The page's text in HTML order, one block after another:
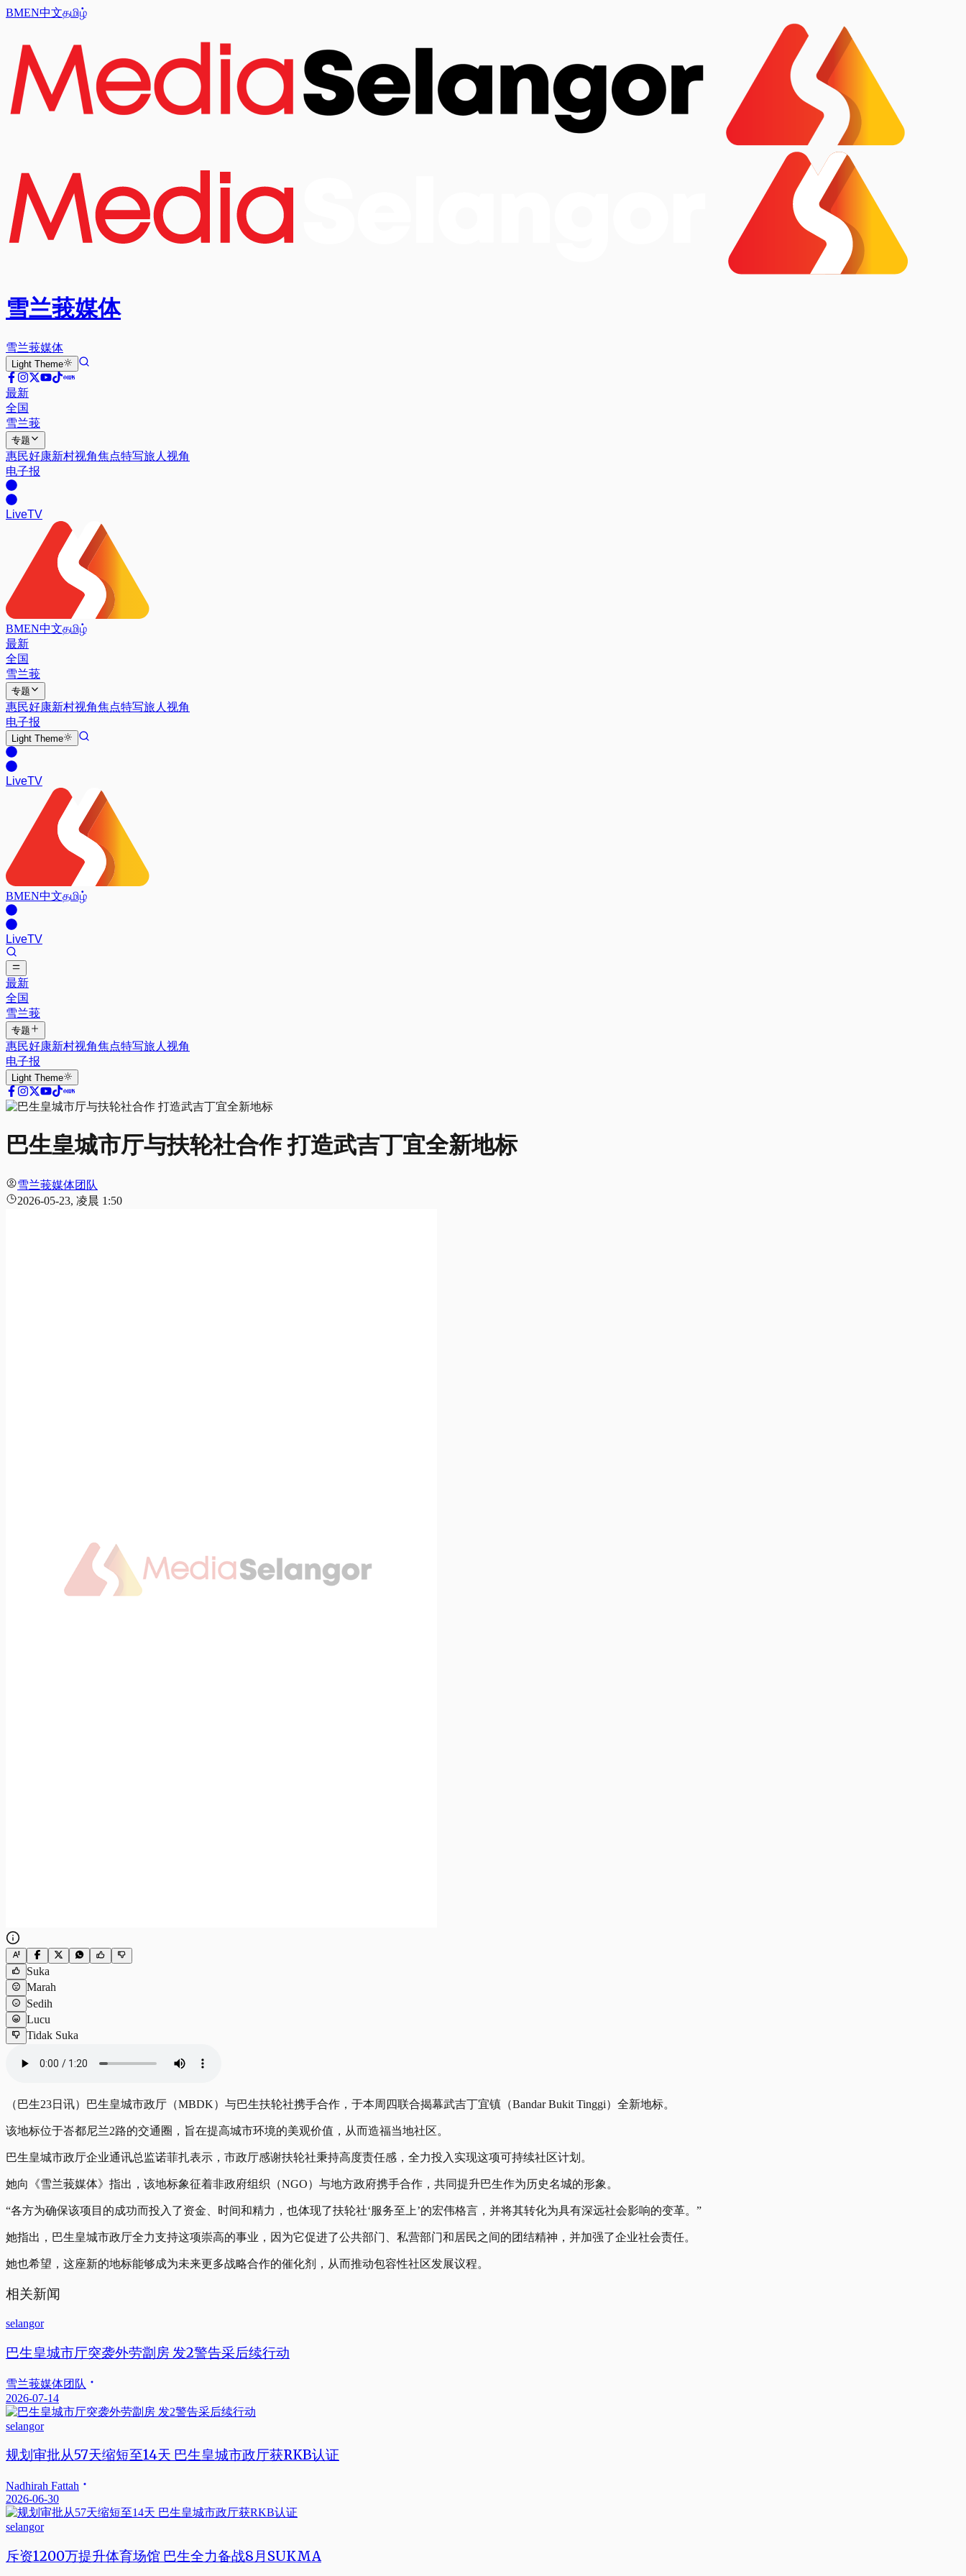
BMEN中文தமிழ்
雪兰莪媒体
雪兰莪媒体
Light Theme
最新
全国
雪兰莪
专题
惠民好康新村视角焦点特写旅人视角
电子报
LiveTV
BMEN中文தமிழ்
最新
全国
雪兰莪
专题
惠民好康新村视角焦点特写旅人视角
电子报
Light Theme
LiveTV
BMEN中文தமிழ்
LiveTV
最新
全国
雪兰莪
专题
惠民好康新村视角焦点特写旅人视角
电子报
Light Theme
巴生皇城市厅与扶轮社合作 打造武吉丁宜全新地标
雪兰莪媒体团队
2026-05-23, 凌晨 1:50
Suka
Marah
Sedih
Lucu
Tidak Suka
（巴生23日讯）巴生皇城市政厅（MBDK）与巴生扶轮社携手合作，于本周四联合揭幕武吉丁宜镇（Bandar Bukit Tinggi）全新地标。
该地标位于峇都尼兰2路的交通圈，旨在提高城市环境的美观价值，从而造福当地社区。
巴生皇城市政厅企业通讯总监诺菲扎表示，市政厅感谢扶轮社秉持高度责任感，全力投入实现这项可持续社区计划。
她向《雪兰莪媒体》指出，该地标象征着非政府组织（NGO）与地方政府携手合作，共同提升巴生作为历史名城的形象。
“各方为确保该项目的成功而投入了资金、时间和精力，也体现了扶轮社‘服务至上’的宏伟格言，并将其转化为具有深远社会影响的变革。”
她指出，巴生皇城市政厅全力支持这项崇高的事业，因为它促进了公共部门、私营部门和居民之间的团结精神，并加强了企业社会责任。
她也希望，这座新的地标能够成为未来更多战略合作的催化剂，从而推动包容性社区发展议程。
相关新闻
selangor
巴生皇城市厅突袭外劳劏房 发2警告采后续行动
雪兰莪媒体团队
2026-07-14
selangor
规划审批从57天缩短至14天 巴生皇城市政厅获RKB认证
Nadhirah Fattah
2026-06-30
selangor
斥资1200万提升体育场馆 巴生全力备战8月SUKMA